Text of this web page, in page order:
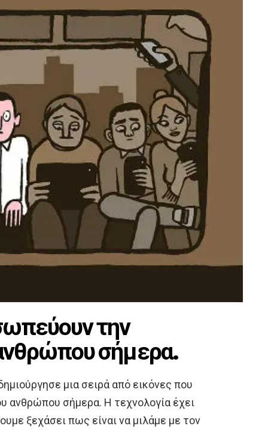
την
σήμερα.
μια σειρά από εικόνες που
ανθρώπου σήμερα. Η τεχνολογία έχει
ξεχάσει πως είναι να μιλάμε με τον